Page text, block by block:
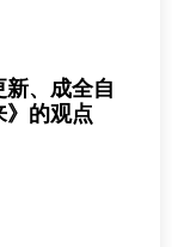
、成全自
的观点